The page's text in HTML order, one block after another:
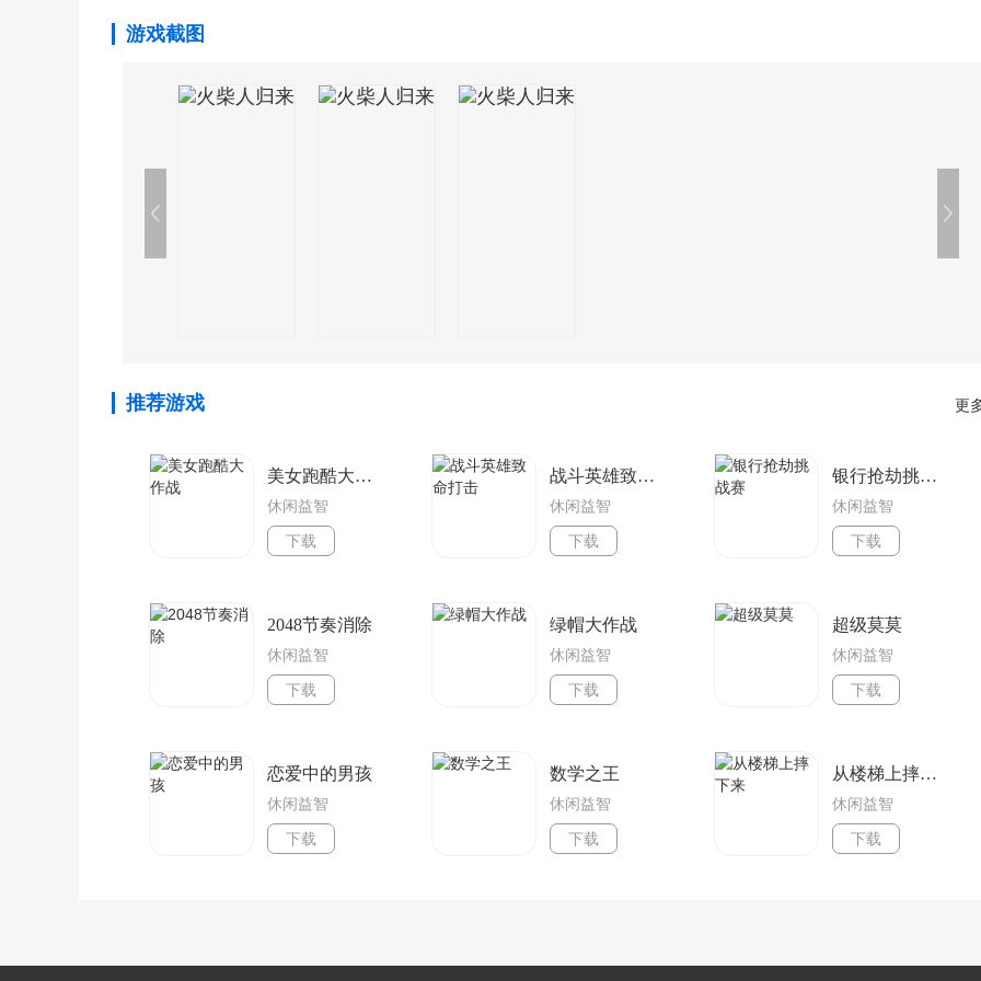
游戏截图
推荐游戏 更
美女跑酷大作战
休闲益智
下载
战斗英雄致命打击
休闲益智
下载
银行抢劫挑战赛
休闲益智
下载
2048节奏消除
休闲益智
下载
绿帽大作战
休闲益智
下载
超级莫莫
休闲益智
下载
恋爱中的男孩
休闲益智
下载
数学之王
休闲益智
下载
从楼梯上摔下来
休闲益智
下载